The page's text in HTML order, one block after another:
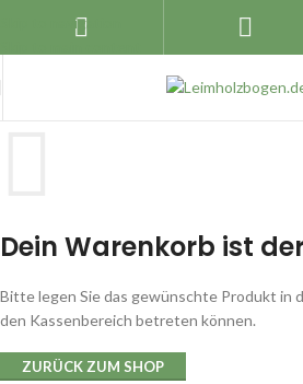
Skip to navigation
Dein Warenkorb ist
Bitte legen Sie das gewünschte Produkt in
den Kassenbereich betreten können.
ZURÜCK ZUM SHOP